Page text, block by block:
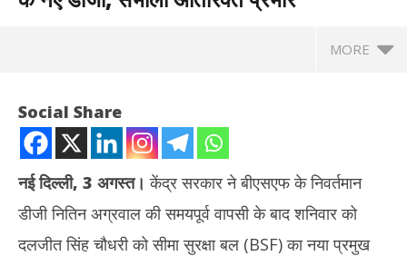
MORE
Social Share
नई दिल्ली, 3 अगस्त। केंद्र सरकार ने बीएसएफ के निवर्तमान
डीजी नितिन अग्रवाल की समयपूर्व वापसी के बाद शनिवार को
दलजीत सिंह चौधरी को सीमा सुरक्षा बल (BSF) का नया प्रमुख